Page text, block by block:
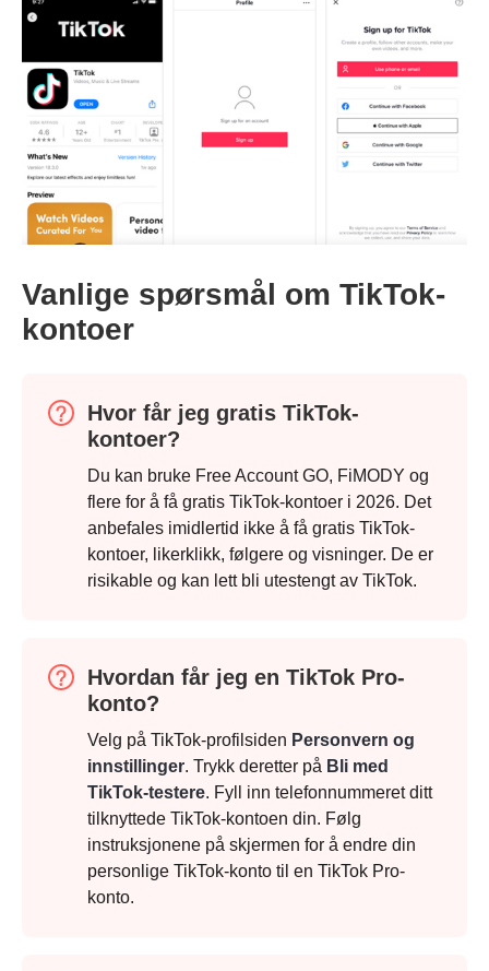
Trinn 1.
Steg 2.
Trinn 3.
Trinn 4.
Vanlige spørsmål om TikTok-
kontoer
Hvor får jeg gratis TikTok-
kontoer?
Du kan bruke Free Account GO, FiMODY og
flere for å få gratis TikTok-kontoer i 2026. Det
anbefales imidlertid ikke å få gratis TikTok-
kontoer, likerklikk, følgere og visninger. De er
risikable og kan lett bli utestengt av TikTok.
Hvordan får jeg en TikTok Pro-
konto?
Velg på TikTok-profilsiden Personvern og
innstillinger. Trykk deretter på Bli med
TikTok-testere. Fyll inn telefonnummeret ditt
tilknyttede TikTok-kontoen din. Følg
instruksjonene på skjermen for å endre din
personlige TikTok-konto til en TikTok Pro-
konto.